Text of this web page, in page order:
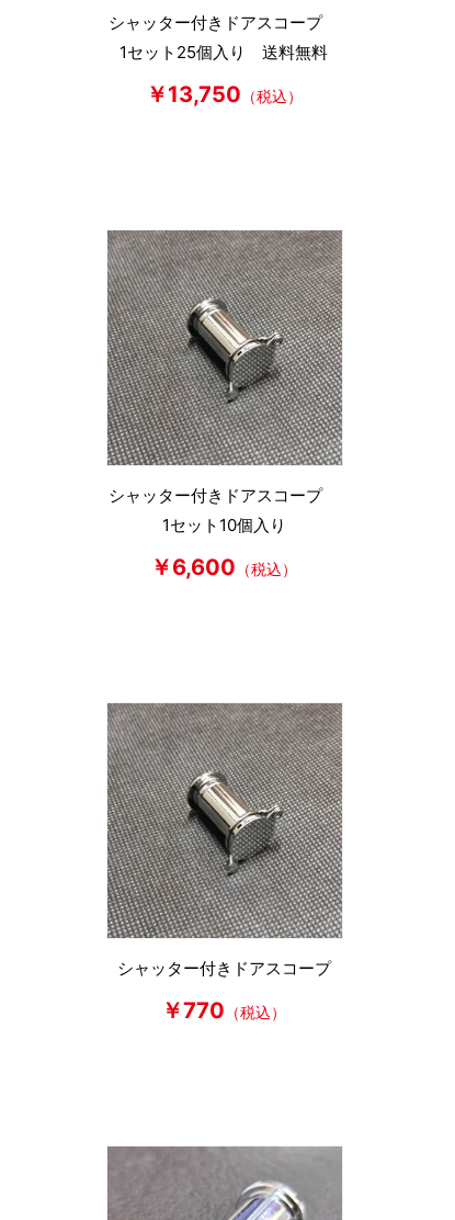
シャッター付きドアスコープ
1セット25個入り 送料無料
￥13,750 （税込）
シャッター付きドアスコープ
1セット10個入り
￥6,600 （税込）
シャッター付きドアスコープ
￥770 （税込）